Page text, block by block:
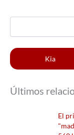
Kia
Últimos
El